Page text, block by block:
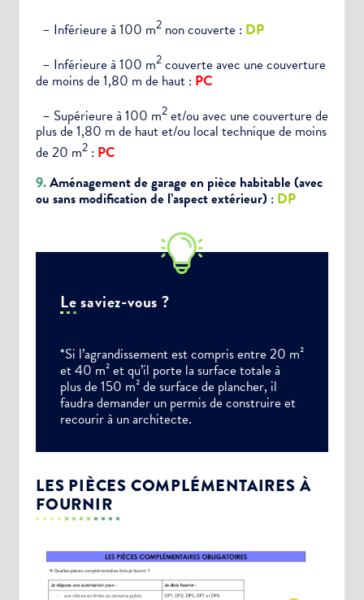
– Inférieure à 100 m2 non couverte : DP
– Inférieure à 100 m2couverte avec une couverture
de moins de 1,80 m de haut : PC
– Supérieure à 100 m2et/ou avec une couverture de
plus de 1,80 m de haut et/ou local technique de moins
de 20 m2 : PC
9.Aménagement de garage en pièce habitable(avec
ou sans modification de l’aspect extérieur) : DP
Le saviez-vous ?
*Si l’agrandissement est compris entre 20 m²
et 40 m² et qu’il porte la surface totale à
plus de 150 m² de surface de plancher, il
faudra demander un permis de construire et
recourir à un architecte.
LES PIÈCES COMPLÉMENTAIRES À
FOURNIR
Choisissez votre abonnement :
Newsletter Culture
Newsletter Sport et Vie associative